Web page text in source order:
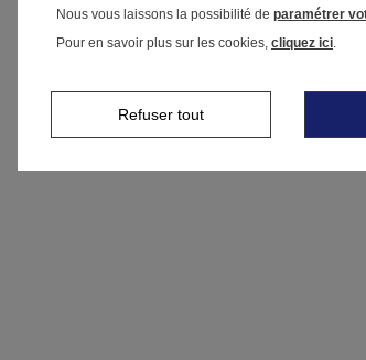
Nous vous laissons la possibilité de paramétrer
Pour en savoir plus sur les cookies, cliquez ici.
Refuser tout